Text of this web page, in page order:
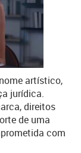
artístico,
jurídica.
direitos
de uma
com